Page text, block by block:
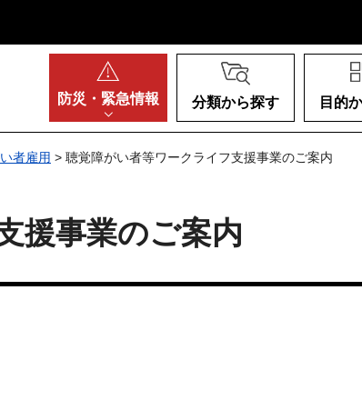
防災・ 緊急情報 分類から探す 目的
者雇用 > 聴覚障がい者等ワークライフ支援事業のご案内
援事業のご案内